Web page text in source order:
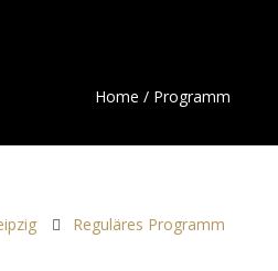
Home / Programm
Reguläres Programm